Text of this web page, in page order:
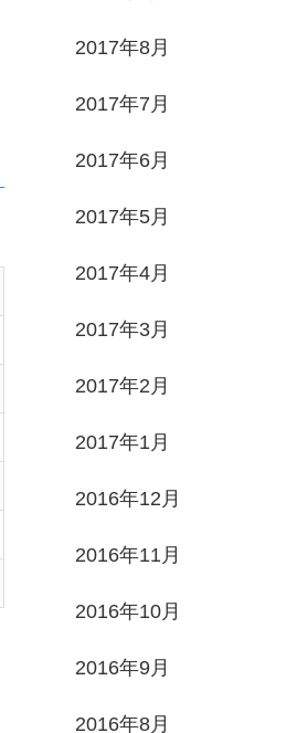
2017年8月
2017年7月
2017年6月
2017年5月
2017年4月
2017年3月
2017年2月
2017年1月
2016年12月
2016年11月
2016年10月
2016年9月
2016年8月